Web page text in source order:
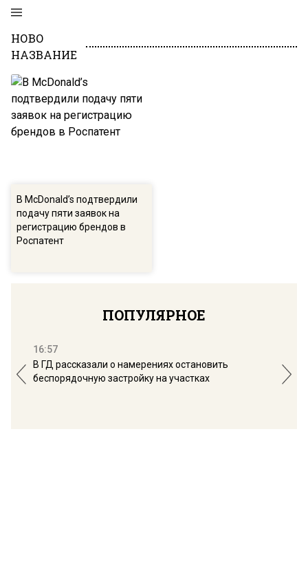
НОВО
НАЗВАНИЕ
В McDonald’s подтвердили
подачу пяти заявок на
регистрацию брендов в
Роспатент
ПОПУЛЯРНОЕ
16:57
В ГД рассказали о намерениях остановить
беспорядочную застройку на участках